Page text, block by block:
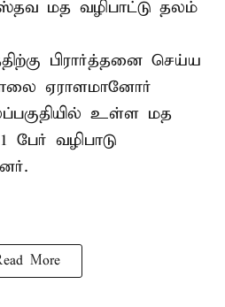
மத வழிபாட்டு தலம்
பிரார்த்தனை செய்ய
ஏராளமானோர்
உள்ள மத
பேர் வழிபாடு
More